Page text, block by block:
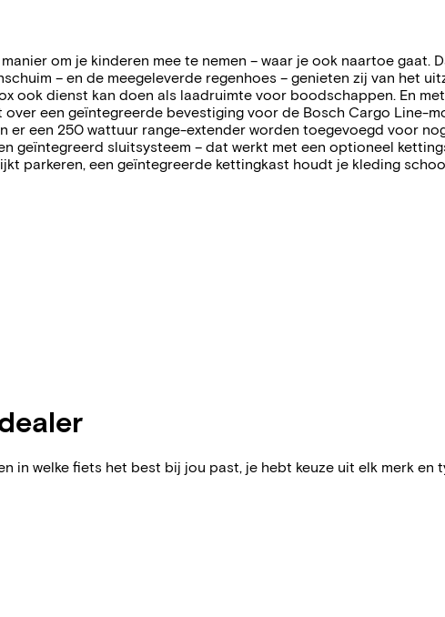
om je kinderen mee te nemen – waar je ook naartoe gaat.
– en de meegeleverde regenhoes – genieten zij van het
ook dienst kan doen als laadruimte voor boodschappen. En
een geïntegreerde bevestiging voor de Bosch Cargo Line-
een 250 wattuur range-extender worden toegevoegd voor
geïntegreerd sluitsysteem – dat werkt met een optioneel
parkeren, een geïntegreerde kettingkast houdt je kleding
welke fiets het best bij jou past, je hebt keuze uit elk merk en